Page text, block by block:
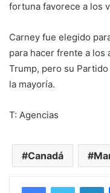
fortuna favorece a los
Carney fue elegido
para hacer frente a los
Trump, pero su
la mayoría.
T: Agencias
Canadá
FacebookTwitter